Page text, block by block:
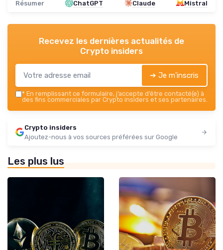
Résumer ChatGPT Claude Mistral
Recevez les dernières actualités de
Crypto insiders
➔ Je m'inscris
* En remplissant ce formulaire, j’accepte d’être contacté(e) à
des fins commerciales par Crypto insiders et ses partenaires.
Crypto insiders
Ajoutez-nous à vos sources préférées sur Google
Les plus lus